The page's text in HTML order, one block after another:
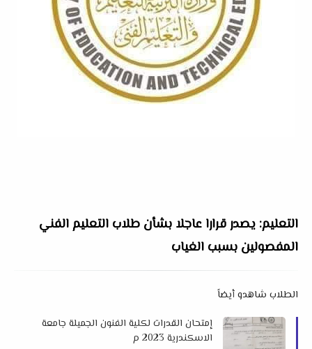
التعليم: يصدر قرارا عاجلا بشأن طلاب التعليم الفني
المفصولين بسبب الغياب
الطلاب شاهدو أيضاً
إمتحان القدرات لكلية الفنون الجميلة جامعة
الاسكندرية 2023 م